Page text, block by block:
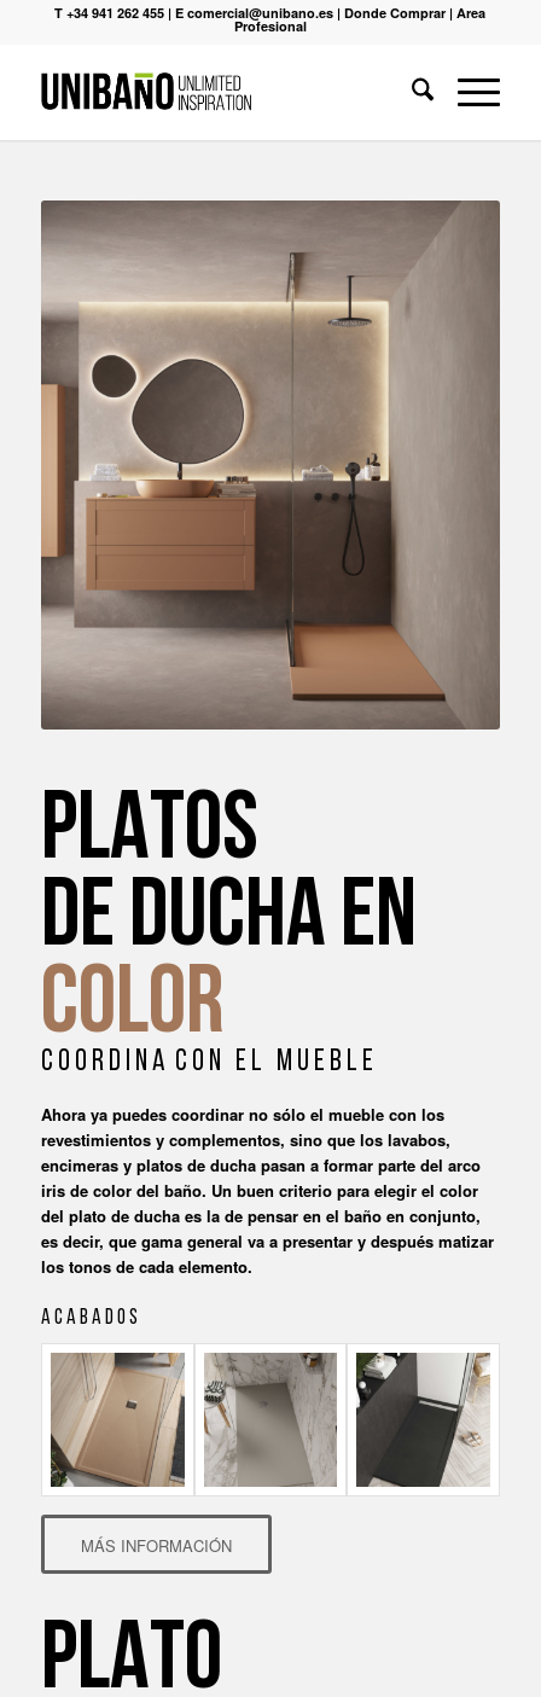
T +34 941 262 455 |E comercial@unibano.es |Donde Comprar |Area
Profesional
PLATOS
DE DUCHA EN
COLOR
C O O R D I N A C O N E L M U E B L E
Ahora ya puedes coordinar no sólo el mueble con los
revestimientos y complementos, sino que los lavabos,
encimeras y platos de ducha pasan a formar parte del arco
iris de color del baño. Un buen criterio para elegir el color
del plato de ducha es la de pensar en el baño en conjunto,
es decir, que gama general va a presentar y después matizar
los tonos de cada elemento.
A C A B A D O S
MÁS INFORMACIÓN
PLATO